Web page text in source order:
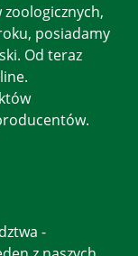
posiadamy
Od teraz
-